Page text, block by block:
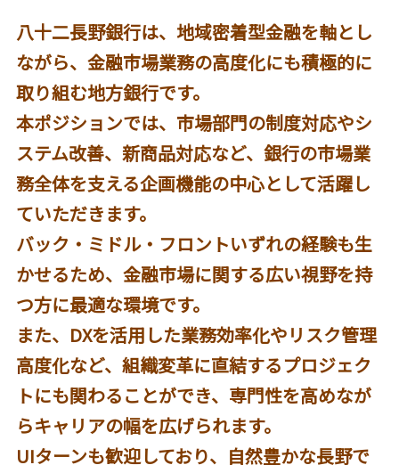
八十二長野銀行は、地域密着型金融を軸とし
ながら、金融市場業務の高度化にも積極的に
取り組む地方銀行です。
本ポジションでは、市場部門の制度対応やシ
ステム改善、新商品対応など、銀行の市場業
務全体を支える企画機能の中心として活躍し
ていただきます。
バック・ミドル・フロントいずれの経験も生
かせるため、金融市場に関する広い視野を持
つ方に最適な環境です。
また、DXを活用した業務効率化やリスク管理
高度化など、組織変革に直結するプロジェク
トにも関わることができ、専門性を高めなが
らキャリアの幅を広げられます。
UIターンも歓迎しており、自然豊かな長野で